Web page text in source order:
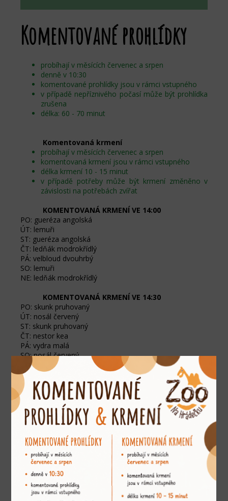
Komentované prohlídky
probíhají v měsících červenec a srpen
denně v 10:30
komentované prohlídky jsou v rámci vstupného
v případě nepříznivého počasí může být prohlídka
zrušena
délka: 60 - 70 minut
Komentovaná krmení
probíhají v měsících červenec a srpen
komentovaná krmení jsou v rámci vstupného
délka krmení 10 - 15 minut
v případě potřeby může být krmení změněno v
závislosti na potřebách zvířat
KOMENTOVANÁ KRMENÍ VE 14:00
PO: gueréza angolská
ÚT: lemuři
ST: gueréza angolská
ČT: ledňák modrokřídlý
PÁ: velbloud dvouhrbý
SO: lemuři
NE: ledňák modrokřídlý
KOMENTOVANÁ KRMENÍ VE 14:30
PO: skunk pruhovaný
ÚT: nosál červený
ST: skunk pruhovaný
ČT: nestor kea
PÁ: vydra malá
SO: nosál červený
NE: nestor kea
» VSTUPENKY ON-LINE «
ZÁŽITKY